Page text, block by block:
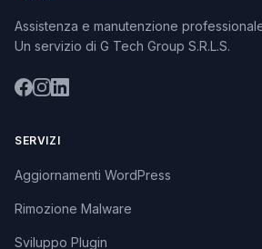
Assistenza e manutenzione
Un servizio di G Tech Group S.R.L.S.
SERVIZI
Aggiornamenti WordPress
Rimozione Malware
Sviluppo Plugin